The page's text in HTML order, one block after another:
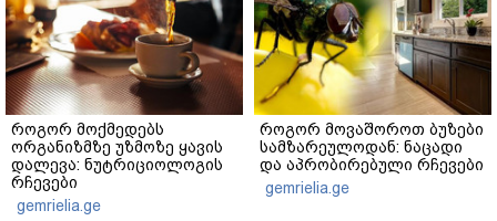
როგორ მოქმედებს
ორგანიზმზე უზმოზე ყავის
დალევა: ნუტრიციოლოგის
რჩევები
gemrielia.ge
როგორ მოვაშოროთ ბუზები
სამზარეულოდან: ნაცადი
და აპრობირებული რჩევები
gemrielia.ge